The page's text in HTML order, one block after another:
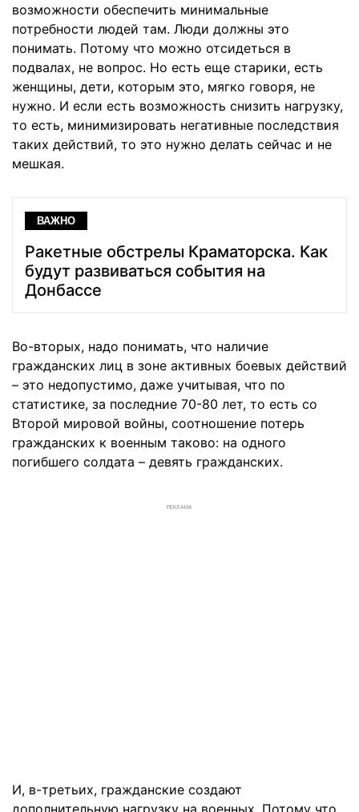
возможности обеспечить минимальные
потребности людей там. Люди должны это
понимать. Потому что можно отсидеться в
подвалах, не вопрос. Но есть еще старики, есть
женщины, дети, которым это, мягко говоря, не
нужно. И если есть возможность снизить нагрузку,
то есть, минимизировать негативные последствия
таких действий, то это нужно делать сейчас и не
мешкая.
ВАЖНО
Ракетные обстрелы Краматорска. Как
будут развиваться события на
Донбассе
Во-вторых, надо понимать, что наличие
гражданских лиц в зоне активных боевых действий
– это недопустимо, даже учитывая, что по
статистике, за последние 70-80 лет, то есть со
Второй мировой войны, соотношение потерь
гражданских к военным таково: на одного
погибшего солдата – девять гражданских.
РЕКЛАМА
И, в-третьих, гражданские создают